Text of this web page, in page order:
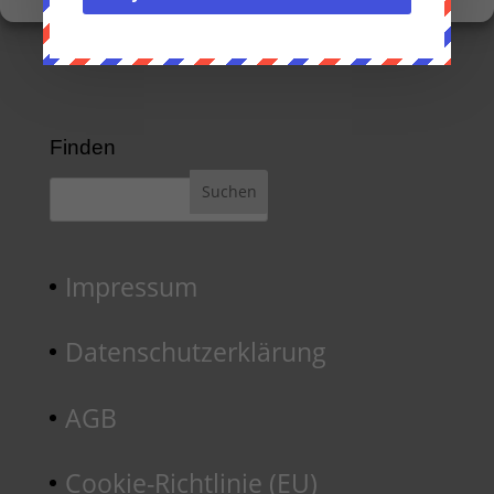
Finden
Impressum
Datenschutzerklärung
AGB
Cookie-Richtlinie (EU)